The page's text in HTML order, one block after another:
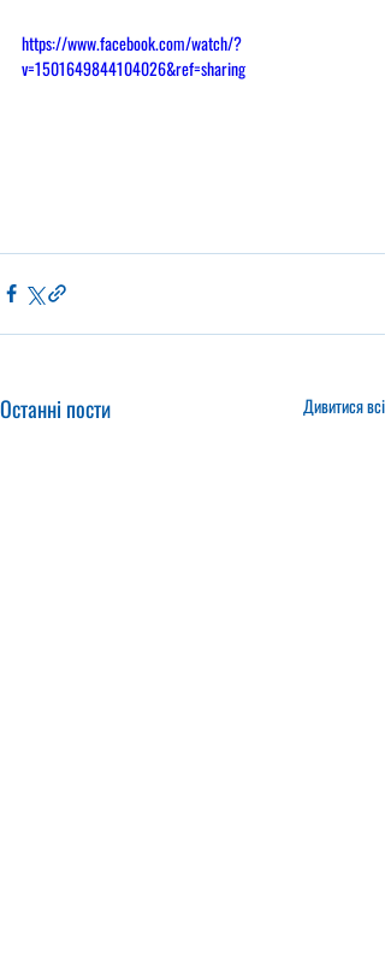
https://www.facebook.com/watch/?
v=1501649844104026&ref=sharing
Останні пости Дивитися всі